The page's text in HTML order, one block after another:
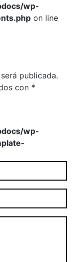
wp-
on line
publicada.
con *
wp-